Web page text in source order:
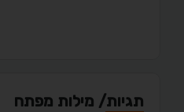
תגיות/ מילות מפתח